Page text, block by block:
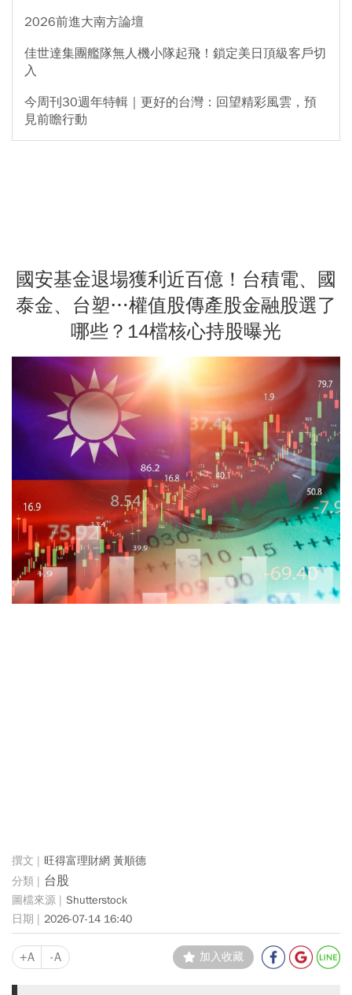
2026前進大南方論壇
佳世達集團艦隊無人機小隊起飛！鎖定美日頂級客戶切
入
今周刊30週年特輯｜更好的台灣：回望精彩風雲，預
見前瞻行動
國安基金退場獲利近百億！台積電、國
泰金、台塑…權值股傳產股金融股選了
哪些？14檔核心持股曝光
旺得富理財網 黃順德
台股
Shutterstock
2026-07-14 16:40
+A -A 加入收藏